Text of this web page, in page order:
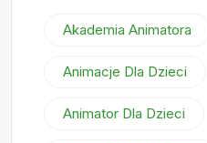
Akademia Animatora
Animacje Dla Dzieci
Animator Dla Dzieci